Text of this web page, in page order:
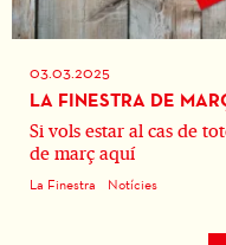
03.03.2025
LA FINESTRA DE
Si vols estar al cas de
de març aquí
La Finestra Notícies